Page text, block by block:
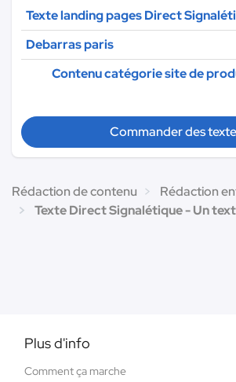
Texte landing pages Direct
Debarras paris
Contenu catégorie site de
Commander des
Rédaction de contenu
Rédaction
Texte Direct Signalétique - Un
Plus d'info
Comment ça marche